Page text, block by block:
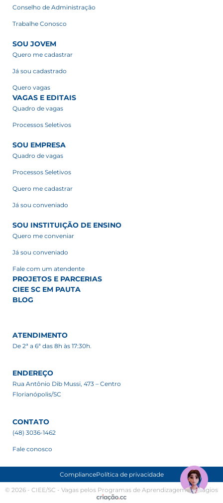
Conselho de Administração
Trabalhe Conosco
SOU JOVEM
Quero me cadastrar
Já sou cadastrado
Quero vagas
VAGAS E EDITAIS
Quadro de vagas
Processos Seletivos
SOU EMPRESA
Quadro de vagas
Processos Seletivos
Quero me cadastrar
Já sou conveniado
SOU INSTITUIÇÃO DE ENSINO
Quero me conveniar
Já sou conveniado
Fale com um atendente
PROJETOS E PARCERIAS
CIEE SC EM PAUTA
BLOG
ATENDIMENTO
De 2ª a 6ª das 8h às 17:30h.
ENDEREÇO
Rua Antônio Dib Mussi, 473 – Centro
Florianópolis/SC
CONTATO
(48) 3036-1462
Fale conosco
CompliancePolítica de privacidade
© 2026 - CIEE/SC - Vagas pelos Programas de Aprendizagem e Estágios